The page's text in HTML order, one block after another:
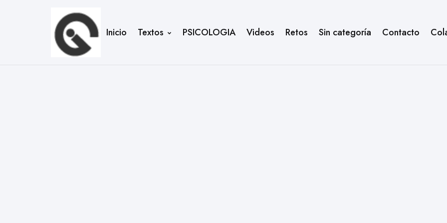
Inicio Textos PSICOLOGIA Videos Retos Sin categoría Contacto